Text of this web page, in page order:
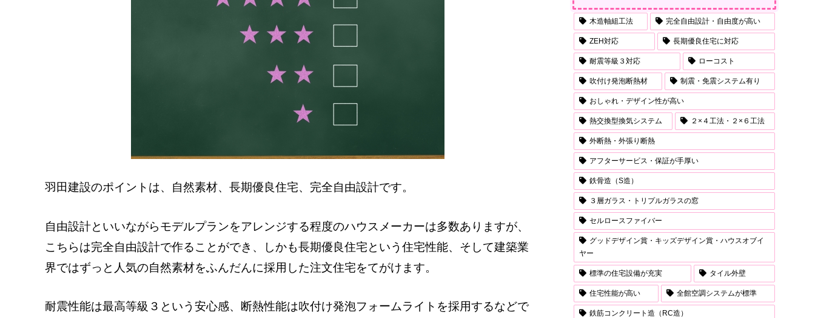
羽田建設のポイントは、自然素材、長期優良住宅、完全自由設計です。
自由設計といいながらモデルプランをアレンジする程度のハウスメーカーは多数ありますが、
こちらは完全自由設計で作ることができ、しかも長期優良住宅という住宅性能、そして建築業
界ではずっと人気の自然素材をふんだんに採用した注文住宅をてがけます。
耐震性能は最高等級３という安心感、断熱性能は吹付け発泡フォームライトを採用するなどで
木造軸組工法 完全自由設計・自由度が高い
ZEH対応 長期優良住宅に対応
耐震等級３対応 ローコスト
吹付け発泡断熱材 制震・免震システム有り
おしゃれ・デザイン性が高い
熱交換型換気システム ２×４工法・２×６工法
外断熱・外張り断熱
アフターサービス・保証が手厚い
鉄骨造（S造）
３層ガラス・トリプルガラスの窓
セルロースファイバー
グッドデザイン賞・キッズデザイン賞・ハウスオブイ
ヤー
標準の住宅設備が充実 タイル外壁
住宅性能が高い 全館空調システムが標準
鉄筋コンクリート造（RC造）